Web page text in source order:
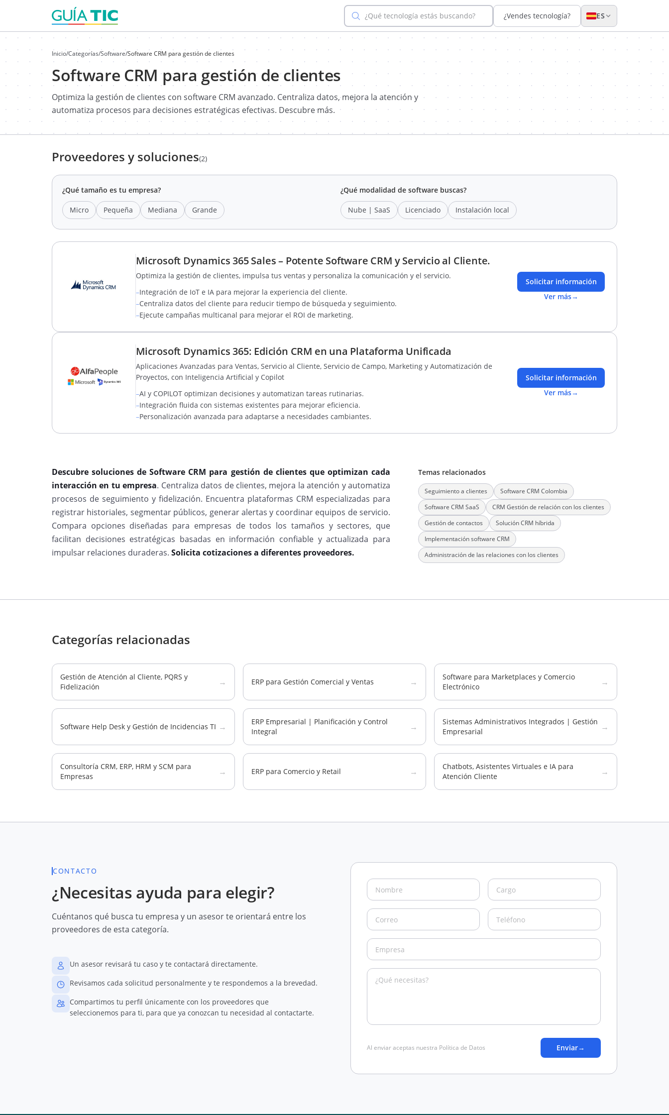
¿Qué tecnología estás buscando? ¿Vendes tecnología? ES
Inicio/Categorías/Software/Software CRM para gestión de clientes
Software CRM para gestión de clientes
Optimiza la gestión de clientes con software CRM avanzado. Centraliza datos, mejora la atención y
automatiza procesos para decisiones estratégicas efectivas. Descubre más.
Proveedores y soluciones(2)
¿Qué tamaño es tu empresa?
Micro Pequeña Mediana Grande
¿Qué modalidad de software buscas?
Nube | SaaS Licenciado Instalación local
Microsoft Dynamics 365 Sales – Potente Software CRM y Servicio al Cliente.
Optimiza la gestión de clientes, impulsa tus ventas y personaliza la comunicación y el servicio.
–Integración de IoT e IA para mejorar la experiencia del cliente.
–Centraliza datos del cliente para reducir tiempo de búsqueda y seguimiento.
–Ejecute campañas multicanal para mejorar el ROI de marketing.
Solicitar información
Ver más→
Microsoft Dynamics 365: Edición CRM en una Plataforma Unificada
Aplicaciones Avanzadas para Ventas, Servicio al Cliente, Servicio de Campo, Marketing y Automatización de
Proyectos, con Inteligencia Artificial y Copilot
–AI y COPILOT optimizan decisiones y automatizan tareas rutinarias.
–Integración fluida con sistemas existentes para mejorar eficiencia.
–Personalización avanzada para adaptarse a necesidades cambiantes.
Solicitar información
Ver más→
Descubre soluciones de Software CRM para gestión de clientes que optimizan cada
interacción en tu empresa. Centraliza datos de clientes, mejora la atención y automatiza
procesos de seguimiento y fidelización. Encuentra plataformas CRM especializadas para
registrar historiales, segmentar públicos, generar alertas y coordinar equipos de servicio.
Compara opciones diseñadas para empresas de todos los tamaños y sectores, que
facilitan decisiones estratégicas basadas en información confiable y actualizada para
impulsar relaciones duraderas. Solicita cotizaciones a diferentes proveedores.
Temas relacionados
Seguimiento a clientes
Software CRM Colombia
Software CRM SaaS
CRM Gestión de relación con los clientes
Gestión de contactos
Solución CRM híbrida
Implementación software CRM
Administración de las relaciones con los clientes
Categorías relacionadas
Gestión de Atención al Cliente, PQRS y
Fidelización
→ ERP para Gestión Comercial y Ventas →
Software para Marketplaces y Comercio
Electrónico
→
Software Help Desk y Gestión de Incidencias TI →
ERP Empresarial | Planificación y Control
Integral
→
Sistemas Administrativos Integrados | Gestión
Empresarial
→
Consultoría CRM, ERP, HRM y SCM para
Empresas
→ ERP para Comercio y Retail →
Chatbots, Asistentes Virtuales e IA para
Atención Cliente
→
CONTACTO
¿Necesitas ayuda para elegir?
Cuéntanos qué busca tu empresa y un asesor te orientará entre los
proveedores de esta categoría.
Un asesor revisará tu caso y te contactará directamente.
Revisamos cada solicitud personalmente y te respondemos a la brevedad.
Compartimos tu perfil únicamente con los proveedores que
seleccionemos para ti, para que ya conozcan tu necesidad al contactarte.
Al enviar aceptas nuestra Política de Datos Enviar→